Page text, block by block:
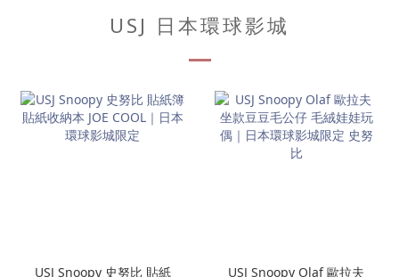
USJ 日本環球影城
USJ Snoopy 史努比 貼紙
USJ Snoopy Olaf 歐拉夫